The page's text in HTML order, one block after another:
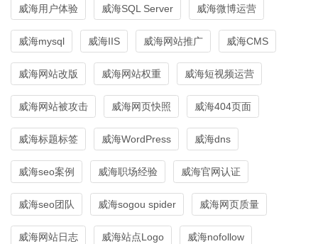
威海用户体验 威海SQL Server 威海微博运营
威海mysql 威海IIS 威海网站推广 威海CMS
威海网站改版 威海网站权重 威海短视频运营
威海网站被攻击 威海网页快照 威海404页面
威海标题标签 威海WordPress 威海dns
威海seo案例 威海职场经验 威海官网认证
威海seo团队 威海sogou spider 威海网页质量
威海网站日志 威海站点Logo 威海nofollow